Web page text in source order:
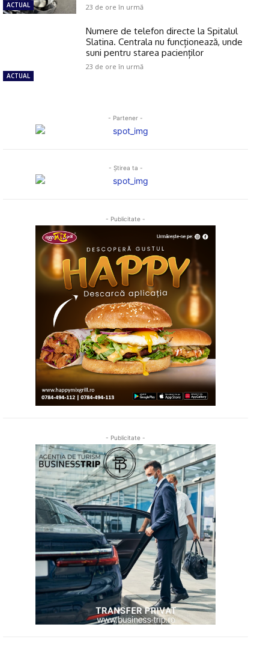
ACTUAL 23 de ore în urmă
ACTUAL
Numere de telefon directe la Spitalul
Slatina. Centrala nu funcționează, unde
suni pentru starea pacienților
23 de ore în urmă
- Partener -
- Ştirea ta -
- Publicitate -
- Publicitate -